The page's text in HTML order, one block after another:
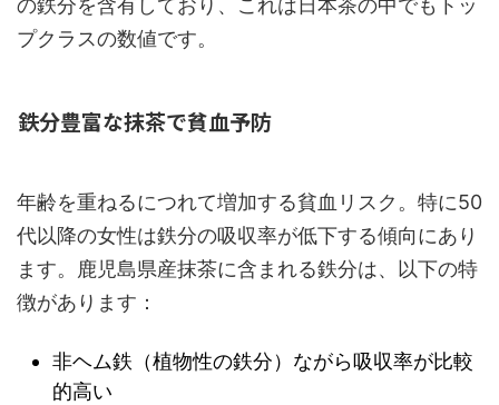
の鉄分を含有しており、これは日本茶の中でもトッ
プクラスの数値です。
鉄分豊富な抹茶で貧血予防
年齢を重ねるにつれて増加する貧血リスク。特に50
代以降の女性は鉄分の吸収率が低下する傾向にあり
ます。鹿児島県産抹茶に含まれる鉄分は、以下の特
徴があります：
非ヘム鉄（植物性の鉄分）ながら吸収率が比較
的高い